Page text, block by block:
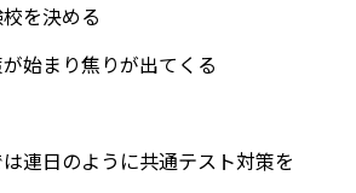
を決める
始まり焦りが出てくる
連日のように共通テスト対策を